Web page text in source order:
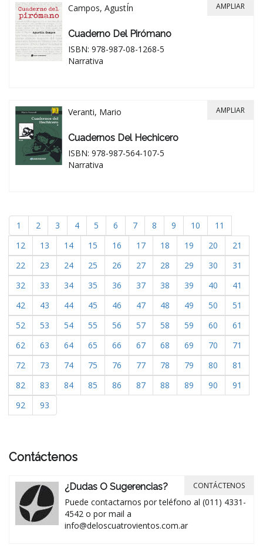
Campos, AgustÍn
Cuaderno Del Pirómano
ISBN: 978-987-08-1268-5
Narrativa
AMPLIAR
Veranti, Mario
Cuadernos Del Hechicero
ISBN: 978-987-564-107-5
Narrativa
AMPLIAR
1 2 3 4 5 6 7 8 9 10
11
12
13 14 15 16 17 18 19 20
21
22
23 24 25 26 27 28 29 30
31
32
33 34 35 36 37 38 39 40
41
42
43 44 45 46 47 48 49 50
51
52
53 54 55 56 57 58 59 60
61
62
63 64 65 66 67 68 69 70
71
72
73 74 75 76 77 78 79 80
81
82
83 84 85 86 87 88 89 90
91
92
93
Contáctenos
¿Dudas O Sugerencias?
Puede contactarnos por teléfono al (011) 4331-
4542 o por mail a
info@deloscuatrovientos.com.ar
CONTÁCTENOS